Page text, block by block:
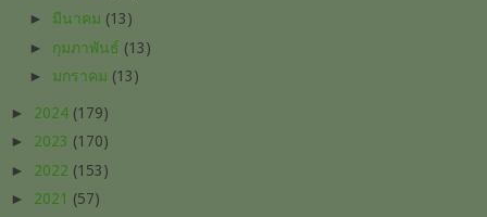
► มีนาคม (13)
► กุมภาพันธ์ (13)
► มกราคม (13)
► 2024 (179)
► 2023 (170)
► 2022 (153)
► 2021 (57)